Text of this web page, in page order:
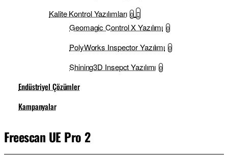
Kalite Kontrol Yazılımları 0
Geomagic Control X Yazılımı 0
PolyWorks Inspector Yazılımı 0
Shining3D Insepct Yazılımı 0
Endüstriyel Çözümler
Kampanyalar
Freescan UE Pro 2